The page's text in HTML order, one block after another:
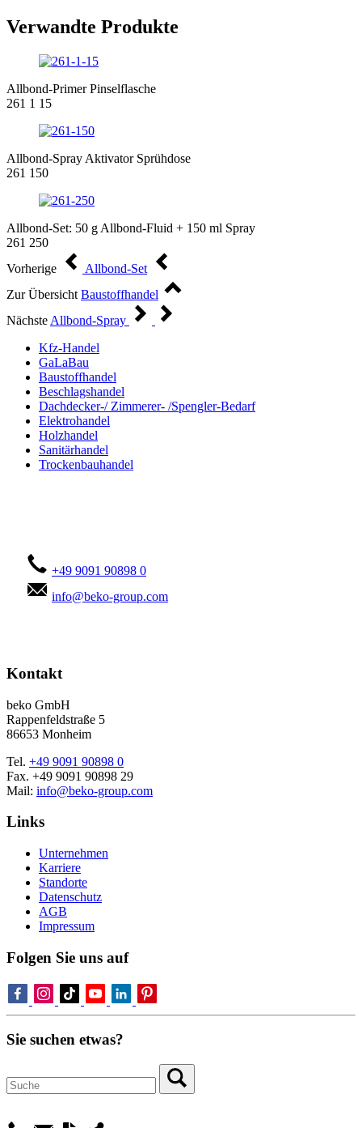
Verwandte Produkte
Allbond-Primer Pinselflasche
261 1 15
Allbond-Spray Aktivator Sprühdose
261 150
Allbond-Set: 50 g Allbond-Fluid + 150 ml Spray
261 250
Vorherige
Allbond-Set
Zur Übersicht Baustoffhandel
Nächste Allbond-Spray
Kfz-Handel
GaLaBau
Baustoffhandel
Beschlagshandel
Dachdecker-/ Zimmerer- /Spengler-Bedarf
Elektrohandel
Holzhandel
Sanitärhandel
Trockenbauhandel
+49 9091 90898 0
info@beko-group.com
Kontakt
beko GmbH
Rappenfeldstraße 5
86653 Monheim
Tel. +49 9091 90898 0
Fax. +49 9091 90898 29
Mail: info@beko-group.com
Links
Unternehmen
Karriere
Standorte
Datenschutz
AGB
Impressum
Folgen Sie uns auf
Sie suchen etwas?